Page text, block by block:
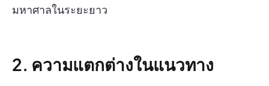
มหาศาลในระยะยาว
2. ความแตกต่างในแนวทาง